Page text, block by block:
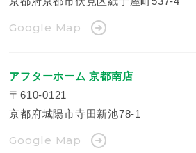
Google Map
アフターホーム 京都南店
〒610-0121
京都府城陽市寺田新池78-1
Google Map